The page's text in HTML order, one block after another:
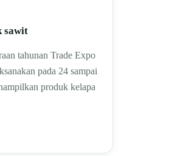
sawit
tahunan Trade Expo
pada 24 sampai
produk kelapa